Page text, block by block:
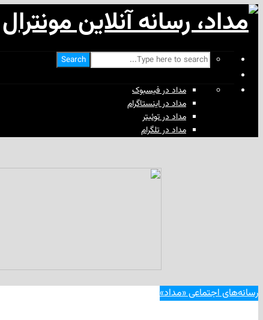
Search
مداد در فیسبوک
مداد در اینستاگرام
مداد در توئیتر
مداد در تلگرام
رسانه‌های اجتماعی «مداد»